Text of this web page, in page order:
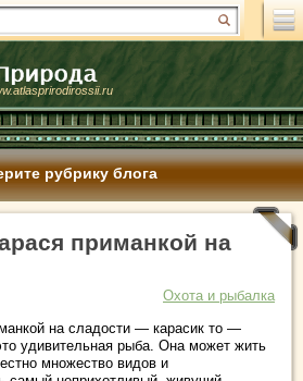
рубрику блога
приманкой на
Охота и рыбалка
на сладости — карасик то —
удивительная рыба. Она может жить
множество видов и